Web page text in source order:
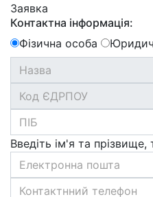
Заявка
Контактна інформація:
Фізична особа
Введіть ім'я та прізвище,